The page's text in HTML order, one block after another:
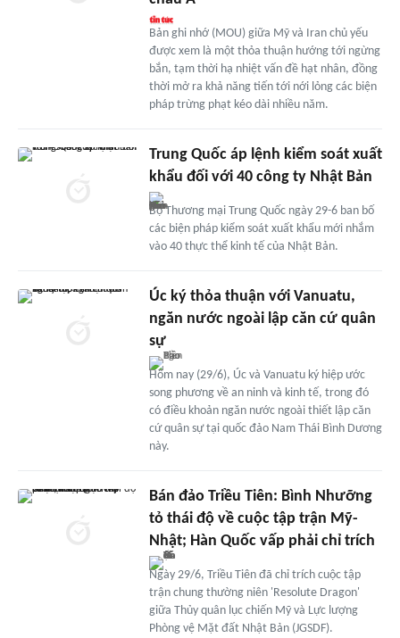
Bản ghi nhớ (MOU) giữa Mỹ và Iran chủ yếu
được xem là một thỏa thuận hướng tới ngừng
bắn, tạm thời hạ nhiệt vấn đề hạt nhân, đồng
thời mở ra khả năng tiến tới nới lỏng các biện
pháp trừng phạt kéo dài nhiều năm.
Trung Quốc áp lệnh kiểm soát xuất
khẩu đối với 40 công ty Nhật Bản
Bộ Thương mại Trung Quốc ngày 29-6 ban bố
các biện pháp kiểm soát xuất khẩu mới nhắm
vào 40 thực thể kinh tế của Nhật Bản.
Úc ký thỏa thuận với Vanuatu,
ngăn nước ngoài lập căn cứ quân
sự
Hôm nay (29/6), Úc và Vanuatu ký hiệp ước
song phương về an ninh và kinh tế, trong đó
có điều khoản ngăn nước ngoài thiết lập căn
cứ quân sự tại quốc đảo Nam Thái Bình Dương
này.
Bán đảo Triều Tiên: Bình Nhưỡng
tỏ thái độ về cuộc tập trận Mỹ-
Nhật; Hàn Quốc vấp phải chỉ trích
Ngày 29/6, Triều Tiên đã chỉ trích cuộc tập
trận chung thường niên 'Resolute Dragon'
giữa Thủy quân lục chiến Mỹ và Lực lượng
Phòng vệ Mặt đất Nhật Bản (JGSDF).